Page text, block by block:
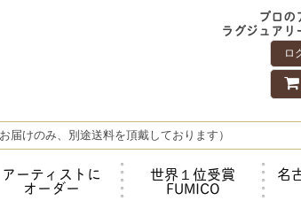
プロの
ラグジュアリ
ロ
けのみ、別途送料を頂戴しております）
アーティストに
オーダー
世界１位受賞
FUMICO
名